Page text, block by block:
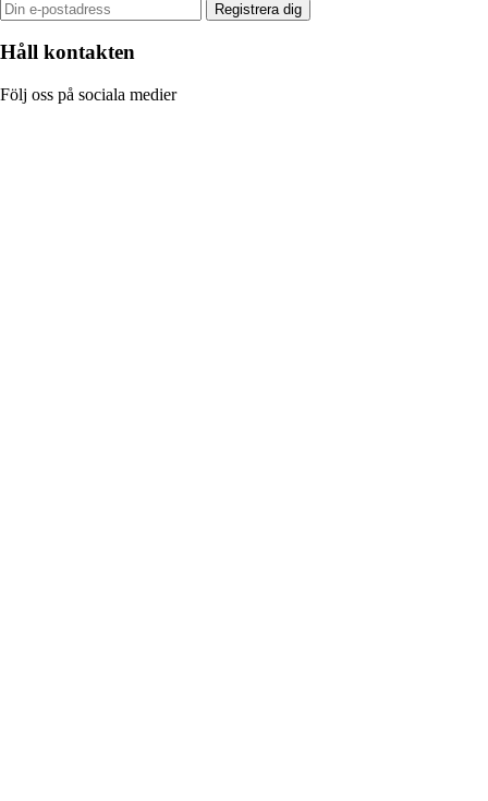
Registrera dig
Håll kontakten
Följ oss på sociala medier